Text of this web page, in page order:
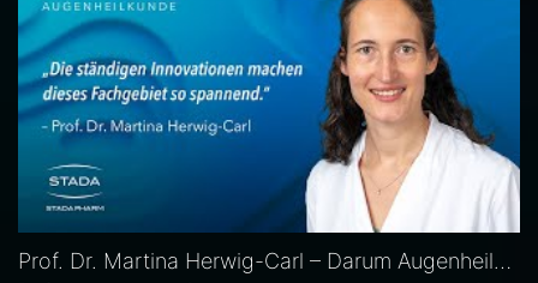
Prof. Dr. Martina Herwig-Carl – Darum Augenheilkunde